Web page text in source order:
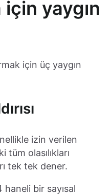
için yaygın
için üç yaygın
izin verilen
tüm olasılıkları
tek tek dener.
bir sayısal